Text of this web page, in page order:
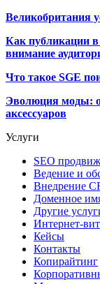
Великобритания
Как публикации
внимание
Что такое SGE
Эволюция моды:
аксессуаров
Услуги
SEO
Ведение и
Внедрение
Доменное
Другие
Интернет-
Кейсы
Контакты
Копирайтинг